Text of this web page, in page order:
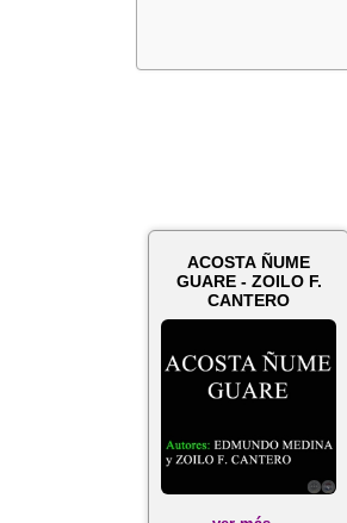
ACOSTA ÑUME
GUARE - ZOILO F.
CANTERO